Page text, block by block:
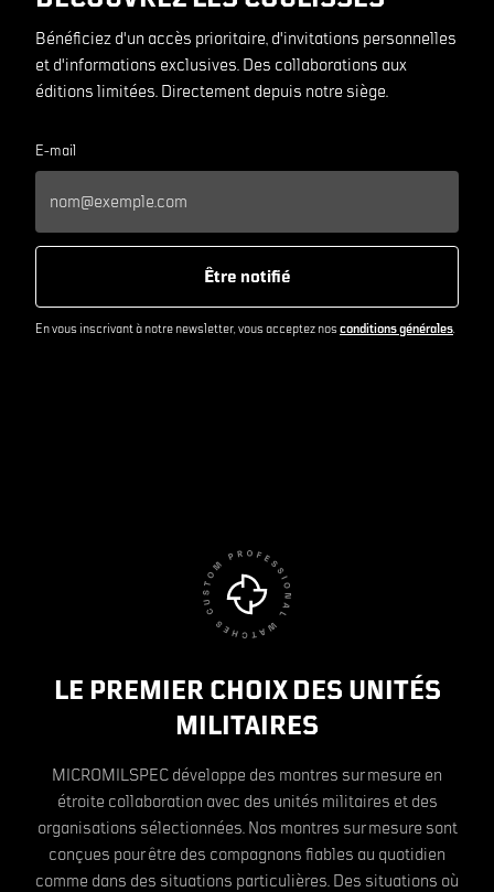
Bénéficiez d'un accès prioritaire, d'invitations personnelles
et d'informations exclusives. Des collaborations aux
éditions limitées. Directement depuis notre siège.
E-mail
Être notifié
En vous inscrivant à notre newsletter, vous acceptez nosconditions générales.
LE PREMIER CHOIX DES UNITÉS
MILITAIRES
MICROMILSPEC développe des montres sur mesure en
étroite collaboration avec des unités militaires et des
organisations sélectionnées. Nos montres sur mesure sont
conçues pour être des compagnons fiables au quotidien
comme dans des situations particulières. Des situations où